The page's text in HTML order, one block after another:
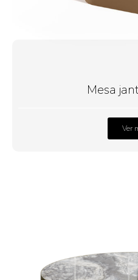
Mesa
Ver